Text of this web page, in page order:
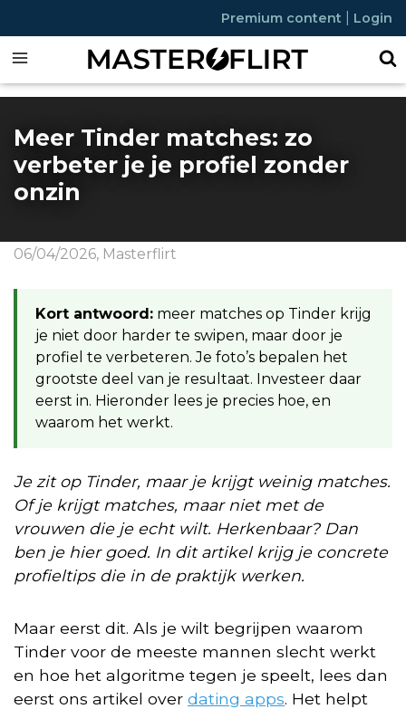
Premium content Login
Meer Tinder matches: zo
verbeter je je profiel zonder
onzin
06/04/2026, Masterflirt
Kort antwoord: meer matches op Tinder krijg
je niet door harder te swipen, maar door je
profiel te verbeteren. Je foto’s bepalen het
grootste deel van je resultaat. Investeer daar
eerst in. Hieronder lees je precies hoe, en
waarom het werkt.
Je zit op Tinder, maar je krijgt weinig matches.
Of je krijgt matches, maar niet met de
vrouwen die je echt wilt. Herkenbaar? Dan
ben je hier goed. In dit artikel krijg je concrete
profieltips die in de praktijk werken.
Maar eerst dit. Als je wilt begrijpen waarom
Tinder voor de meeste mannen slecht werkt
en hoe het algoritme tegen je speelt, lees dan
eerst ons artikel over dating apps. Het helpt